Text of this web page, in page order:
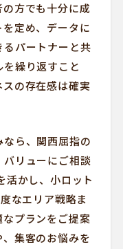
方でも十分に成
定め、データに
パートナーと共
繰り返すこと
の存在感は確実
ら、関西屈指の
リューにご相談
活かし、小ロット
なエリア戦略ま
プランをご提案
集客のお悩みを